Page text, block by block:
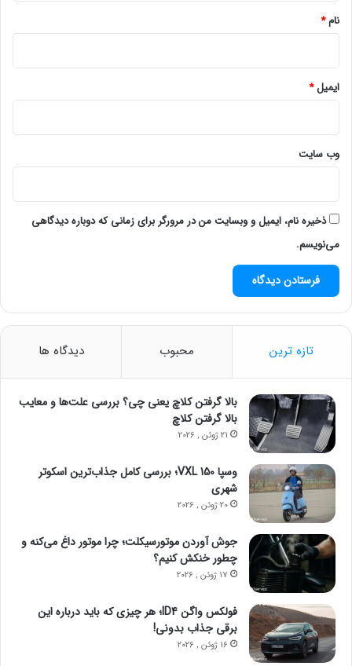
نام*
ایمیل*
وب‌ سایت
ذخیره نام، ایمیل و وبسایت من در مرورگر برای زمانی که دوباره دیدگاهی
می‌نویسم.
تازه ترین محبوب دیدگاه ها
بالا گرفتن کلاچ یعنی چی؟ بررسی علت‌ها و معایب
بالا گرفتن کلاچ
21 ژوئن , 2026
وسپا VXL 150؛ بررسی کامل جذاب‌ترین اسکوتر
شهری
20 ژوئن , 2026
جوش آوردن موتورسیکلت؛ چرا موتور داغ می‌کنه و
چطور خنکش کنیم؟
17 ژوئن , 2026
فولکس واگن ID4؛ هر چیزی که باید درباره این
برقی جذاب بدونی!
16 ژوئن , 2026